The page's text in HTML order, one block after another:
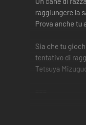
raggiungere la
Prova anche tu
Sia che tu
tentativo di
Tetsuya
===
Dal 30 marzo